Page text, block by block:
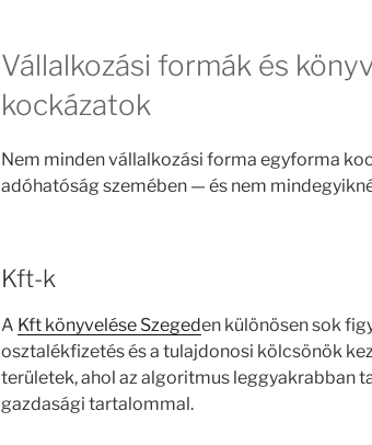
Vállalkozási formák és
kockázatok
Nem minden vállalkozási forma egyforma
adóhatóság szemében — és nem
Kft-k
A Kft könyvelése Szegeden különösen sok
osztalékfizetés és a tulajdonosi kölcsönök
területek, ahol az algoritmus leggyakrabban
gazdasági tartalommal.